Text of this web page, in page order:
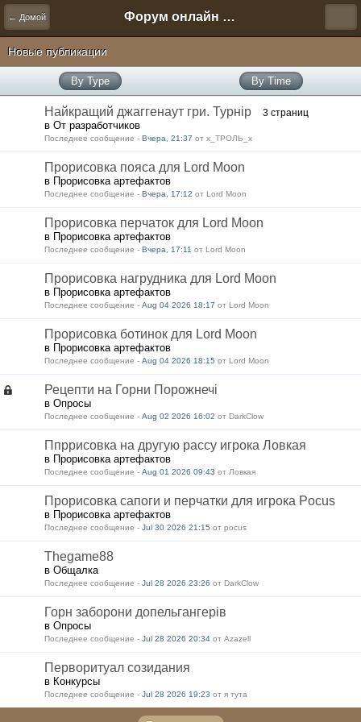
← Домой Форум онлайн игры "Новая Эра" (Нюра Биз)
Новые публикации
By Type By Time
Найкращий джаггенаут гри. Турнір 3 страниц
в От разработчиков
Последнее сообщение - Вчера, 21:37 от х_ТРОЛЬ_х
Прорисовка пояса для Lord Moon
в Прорисовка артефактов
Последнее сообщение - Вчера, 17:12 от Lord Moon
Прорисовка перчаток для Lord Moon
в Прорисовка артефактов
Последнее сообщение - Вчера, 17:11 от Lord Moon
Прорисовка нагрудника для Lord Moon
в Прорисовка артефактов
Последнее сообщение - Aug 04 2026 18:17 от Lord Moon
Прорисовка ботинок для Lord Moon
в Прорисовка артефактов
Последнее сообщение - Aug 04 2026 18:15 от Lord Moon
Рецепти на Горни Порожнечі
в Опросы
Последнее сообщение - Aug 02 2026 16:02 от DarkClow
Ппррисовка на другую рассу игрока Ловкая
в Прорисовка артефактов
Последнее сообщение - Aug 01 2026 09:43 от Ловкая
Прорисовка сапоги и перчатки для игрока Pocus
в Прорисовка артефактов
Последнее сообщение - Jul 30 2026 21:15 от pocus
Thegame88
в Общалка
Последнее сообщение - Jul 28 2026 23:26 от DarkClow
Горн заборони допельгангерів
в Опросы
Последнее сообщение - Jul 28 2026 20:34 от Azazell
Перворитуал созидания
в Конкурсы
Последнее сообщение - Jul 28 2026 19:23 от я тута